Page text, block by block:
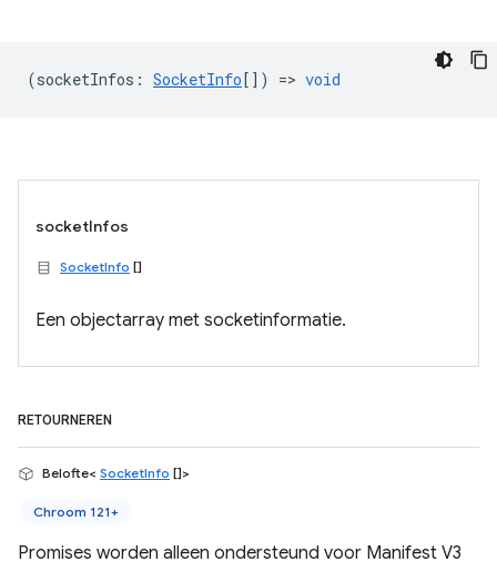
(socketInfos : SocketInfo[]) => void
socketInfos
SocketInfo []
Een objectarray met socketinformatie.
RETOURNEREN
Belofte< SocketInfo []>
Chroom 121+
Promises worden alleen ondersteund voor Manifest V3